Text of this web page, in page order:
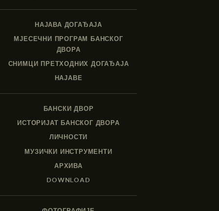
НАЈАВА ДОГАЂАЈА
МЈЕСЕЧНИ ПРОГРАМ БАНСКОГ
ДВОРА
СНИМЦИ ПРЕТХОДНИХ ДОГАЂАЈА
НАЈАВЕ
БАНСКИ ДВОР
ИСТОРИЈАТ БАНСКОГ ДВОРА
ЛИЧНОСТИ
МУЗИЧКИ ИНСТРУМЕНТИ
АРХИВА
DOWNLOAD